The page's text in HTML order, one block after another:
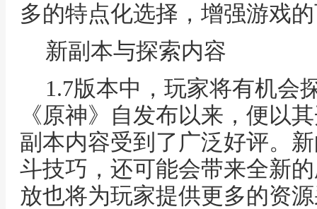
多的特点化选择，增强游戏
新副本与探索内容
1.7版本中，玩家将有机会
《原神》自发布以来，便以
副本内容受到了广泛好评。
斗技巧，还可能会带来全新
放也将为玩家提供更多的资